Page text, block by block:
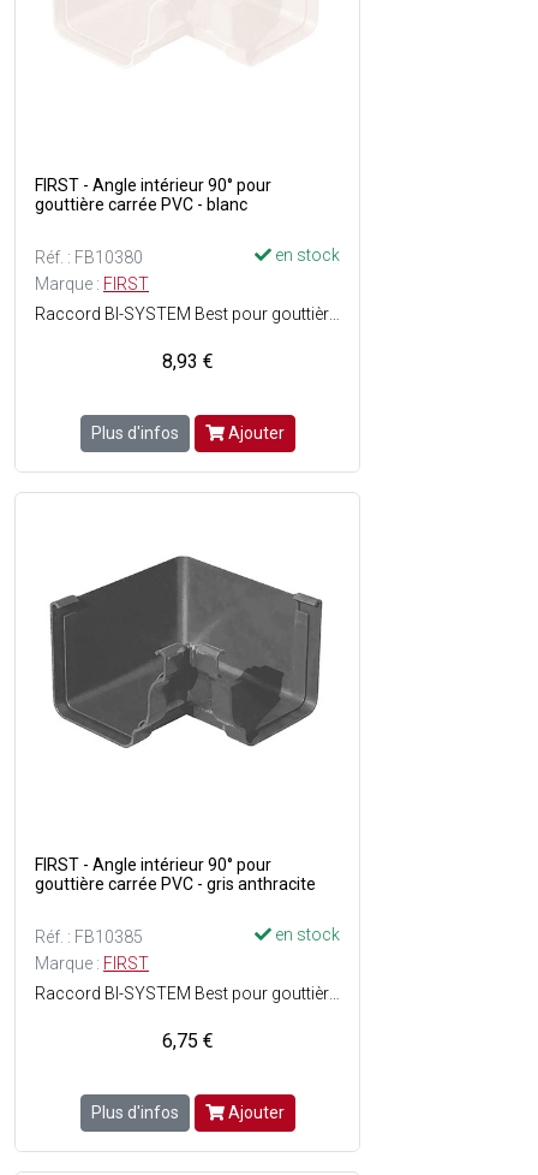
FIRST - Angle intérieur 90° pour
gouttière carrée PVC - blanc
Réf. : FB10380
en stock
Marque : FIRST
8,93 €
Plus d'infos Ajouter
FIRST - Angle intérieur 90° pour
gouttière carrée PVC - gris anthracite
Réf. : FB10385
en stock
Marque : FIRST
6,75 €
Plus d'infos Ajouter